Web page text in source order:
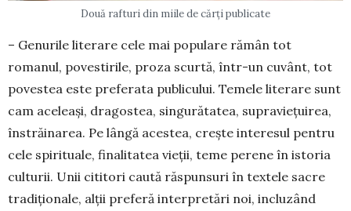
Două rafturi din miile de cărți publicate
– Genurile literare cele mai populare rămân tot
romanul, povestirile, proza scurtă, într-un cuvânt, tot
povestea este preferata publicului. Temele literare sunt
cam aceleași, dragostea, singurătatea, supraviețuirea,
înstrăinarea. Pe lângă acestea, crește interesul pentru
cele spirituale, finalitatea vieții, teme perene în istoria
culturii. Unii cititori caută răspunsuri în textele sacre
tradiționale, alții preferă interpretări noi, incluzând